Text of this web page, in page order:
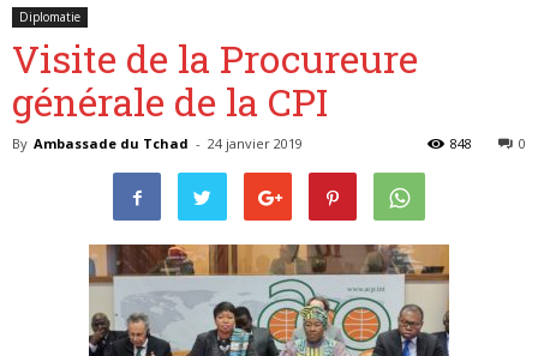
Diplomatie
Visite de la Procureure
générale de la CPI
By Ambassade du Tchad - 24 janvier 2019 0
848